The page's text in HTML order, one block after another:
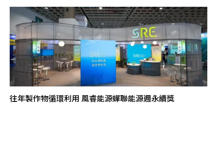
往年製作物循環利用 風睿能源蟬聯能源週永續獎